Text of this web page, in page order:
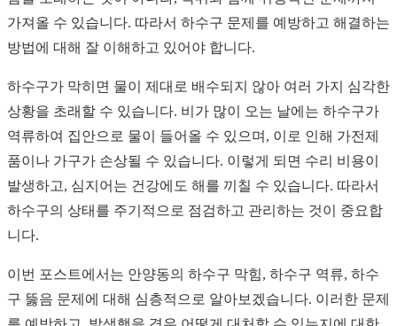
가져올 수 있습니다. 따라서 하수구 문제를 예방하고 해결하는
방법에 대해 잘 이해하고 있어야 합니다.
하수구가 막히면 물이 제대로 배수되지 않아 여러 가지 심각한
상황을 초래할 수 있습니다. 비가 많이 오는 날에는 하수구가
역류하여 집안으로 물이 들어올 수 있으며, 이로 인해 가전제
품이나 가구가 손상될 수 있습니다. 이렇게 되면 수리 비용이
발생하고, 심지어는 건강에도 해를 끼칠 수 있습니다. 따라서
하수구의 상태를 주기적으로 점검하고 관리하는 것이 중요합
니다.
이번 포스트에서는 안양동의 하수구 막힘, 하수구 역류, 하수
구 뚫음 문제에 대해 심층적으로 알아보겠습니다. 이러한 문제